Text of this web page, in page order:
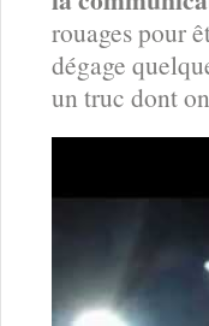
rouages pour
dégage
un truc dont